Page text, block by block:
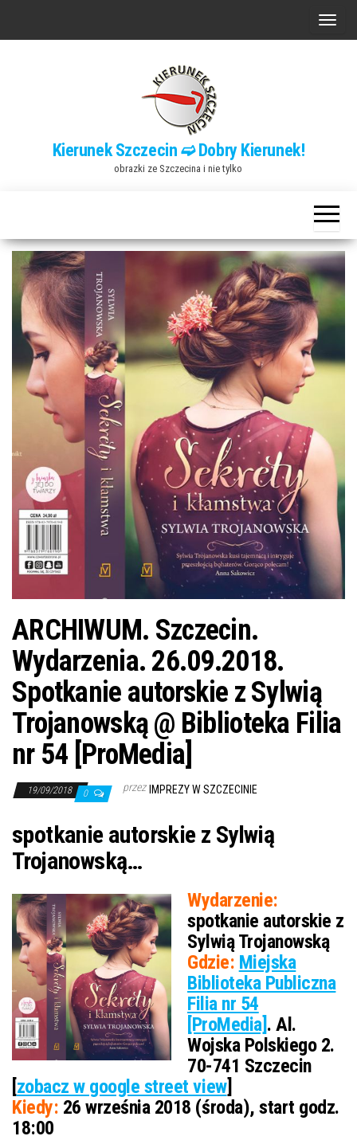
P
n
a
w
i
a
j
Kierunek Szczecin ➫ Dobry Kierunek!
obrazki ze Szczecina i nie tylko
ARCHIWUM. Szczecin.
Wydarzenia. 26.09.2018.
Spotkanie autorskie z Sylwią
Trojanowską @ Biblioteka Filia
nr 54 [ProMedia]
19/09/2018 0 przez IMPREZY W SZCZECINIE
spotkanie autorskie z Sylwią
Trojanowską…
Wydarzenie:
spotkanie autorskie z
Sylwią Trojanowską
Gdzie: Miejska
Biblioteka Publiczna
Filia nr 54
[ProMedia]. Al.
Wojska Polskiego 2.
70-741 Szczecin
[zobacz w google street view]
Kiedy: 26 września 2018 (środa), start godz.
18:00